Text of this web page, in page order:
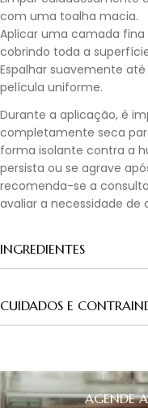
com uma toalha macia.
Aplicar uma camada fina
cobrindo toda a
Espalhar suavemente
película uniforme.
Durante a aplicação, é
completamente seca
forma isolante contra a
persista ou se agrave
recomenda-se a
avaliar a necessidade de
INGREDIENTES
CUIDADOS E
AGENDE